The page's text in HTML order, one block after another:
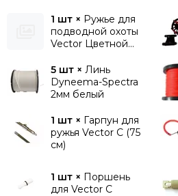
1 шт × Ружье для
подводной охоты
Vector Цветной
5 шт × Линь
Dyneema-Spectra
2мм белый
1 шт × Гарпун для
ружья Vector C (75
см)
1 шт × Поршень
для Vector C